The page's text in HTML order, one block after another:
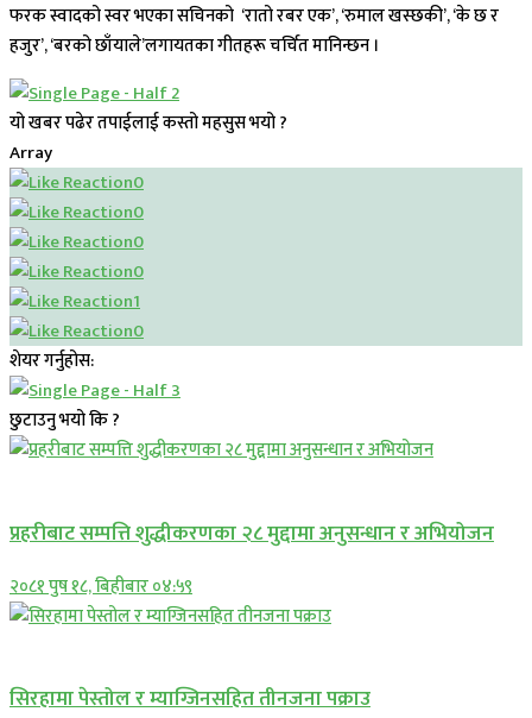
फरक स्वादको स्वर भएका सचिनको ‘रातो रबर एक’, ‘रुमाल खस्छकी’, ‘के छ र
हजुर’, ‘बरको छाँयाले’लगायतका गीतहरू चर्चित मानिन्छन ।
यो खबर पढेर तपाईलाई कस्तो महसुस भयो ?
Array
0
0
0
0
1
0
शेयर गर्नुहोस:
छुटाउनु भयो कि ?
प्रहरीबाट सम्पत्ति शुद्धीकरणका २८ मुद्दामा अनुसन्धान र अभियोजन
२०८१ पुष १८, बिहीबार ०४:५९
सिरहामा पेस्तोल र म्याग्जिनसहित तीनजना पक्राउ